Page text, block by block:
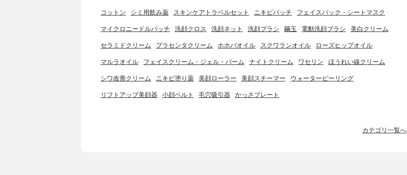
コットン シミ用飲み薬 スキンケアトラベルセット ニキビパッチ フェイスパック・シートマスク
マイクロニードルパッチ 洗顔クロス 洗顔ネット 洗顔ブラシ 繭玉 電動洗顔ブラシ 美白クリーム
セラミドクリーム プラセンタクリーム ホホバオイル スクワランオイル ローズヒップオイル
マルラオイル フェイスクリーム・ジェル・バーム ナイトクリーム ワセリン ほうれい線クリーム
シワ改善クリーム ニキビ塗り薬 美顔ローラー 美顔スチーマー ウォーターピーリング
リフトアップ美顔器 小顔ベルト 毛穴吸引器 かっさプレート
カテゴリ一覧へ